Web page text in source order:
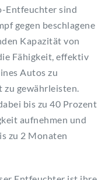
Entfeuchter sind
gegen beschlagene
Kapazität von
Fähigkeit, effektiv
Autos zu
zu gewährleisten.
bis zu 40 Prozent
aufnehmen und
zu 2 Monaten